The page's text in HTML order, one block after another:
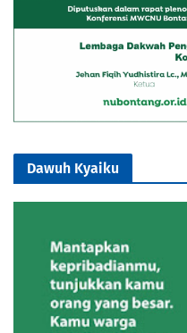
Dawuh Kyaiku